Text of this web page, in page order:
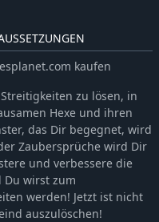
kaufen
zu lösen, in
Hexe und ihren
das Dir begegnet, wird
Zaubersprüche wird Dir
und verbessere die
Du wirst zum
werden! Jetzt ist nicht
auszulöschen!